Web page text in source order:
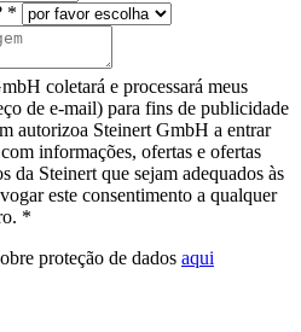
*
coletará e processará meus
de e-mail) para fins de publicidade
autorizo​​a Steinert GmbH a entrar
informações, ofertas e ofertas
da Steinert que sejam adequados às
este consentimento a qualquer
*
proteção de dados aqui